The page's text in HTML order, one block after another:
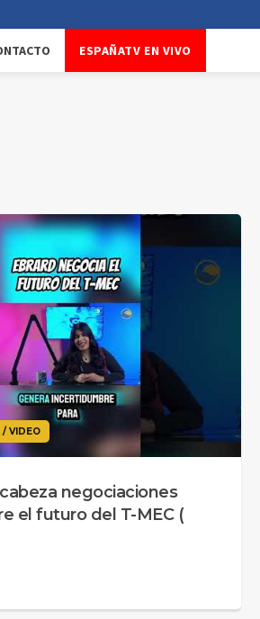
ESPAÑATV EN VIVO
/ VIDEO
negociaciones
el futuro del T-MEC (